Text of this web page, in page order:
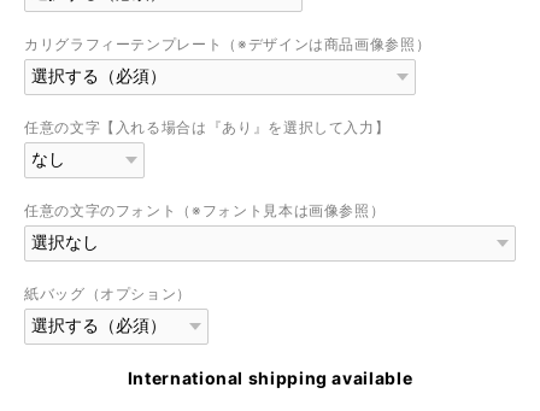
カリグラフィーテンプレート（※デザインは商品画像参照）
任意の文字【入れる場合は『あり』を選択して入力】
任意の文字のフォント（※フォント見本は画像参照）
紙バッグ（オプション）
International shipping available